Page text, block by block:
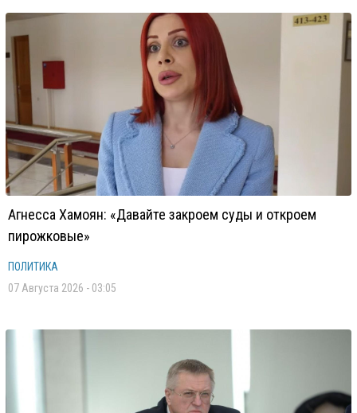
Агнесса Хамоян: «Давайте закроем суды и откроем
пирожковые»
ПОЛИТИКА
07 Августа 2026 - 03:05